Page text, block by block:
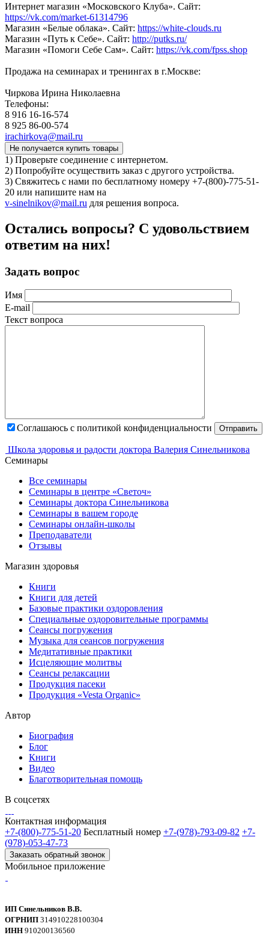
Интернет магазин «Московского Клуба». Сайт:
https://vk.com/market-61314796
Магазин «Белые облака». Сайт: https://white-clouds.ru
Магазин «Путь к Себе». Сайт: http://putks.ru/
Магазин «Помоги Себе Сам». Сайт: https://vk.com/fpss.shop
Продажа на семинарах и тренингах в г.Москве:
Чиркова Ирина Николаевна
Телефоны:
8 916 16-16-574
8 925 86-00-574
irachirkova@mail.ru
Не получается купить товары
1) Проверьте соединение с интернетом.
2) Попробуйте осуществить заказ с другого устройства.
3) Свяжитесь с нами по бесплатному номеру +7-(800)-775-51-
20 или напишите нам на
v-sinelnikov@mail.ru для решения вопроса.
Остались вопросы? С удовольствием
ответим на них!
Задать вопрос
Имя
E-mail
Текст вопроса
Соглашаюсь с политикой конфиденциальности Отправить
Школа здоровья и радости доктора Валерия Синельникова
Семинары
Все семинары
Семинары в центре «Светоч»
Семинары доктора Синельникова
Семинары в вашем городе
Семинары онлайн-школы
Преподаватели
Отзывы
Магазин здоровья
Книги
Книги для детей
Базовые практики оздоровления
Специальные оздоровительные программы
Сеансы погружения
Музыка для сеансов погружения
Медитативные практики
Исцеляющие молитвы
Сеансы релаксации
Продукция пасеки
Продукция «Vesta Organic»
Автор
Биография
Блог
Книги
Видео
Благотворительная помощь
В соцсетях
Контактная информация
+7-(800)-775-51-20 Бесплатный номер +7-(978)-793-09-82 +7-
(978)-053-47-73
Заказать обратный звонок
Мобильное приложение
ИП Синельников В.В.
ОГРНИП 314910228100304
ИНН 910200136560